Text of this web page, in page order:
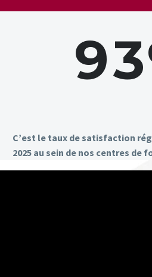
93
C’est le taux de satisfaction
2025 au sein de nos centres de